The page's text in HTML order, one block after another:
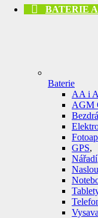
BATERIE
Baterie
AA i
AGM
GPS,
Nářadí